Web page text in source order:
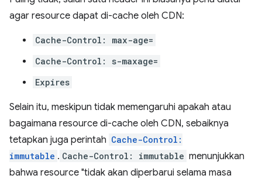
agar resource dapat di-cache oleh CDN:
Cache-Control: max-age=
Cache-Control: s-maxage=
Expires
Selain itu, meskipun tidak memengaruhi apakah atau
bagaimana resource di-cache oleh CDN, sebaiknya
tetapkan juga perintah Cache-Control:
immutable . Cache-Control: immutable menunjukkan
bahwa resource "tidak akan diperbarui selama masa